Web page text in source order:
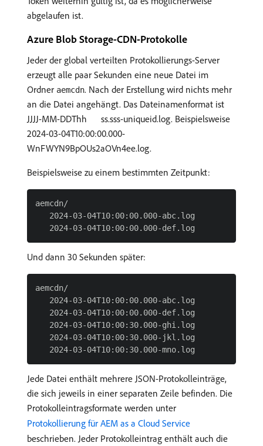
abgelaufen ist.
Azure Blob Storage-CDN-Protokolle
Jeder der global verteilten Protokollierungs-Server
erzeugt alle paar Sekunden eine neue Datei im
Ordner aemcdn. Nach der Erstellung wird nichts mehr
an die Datei angehängt. Das Dateinamenformat ist
JJJJ-MM-DDThh
ss.sss-uniqueid.log. Beispielsweise
2024-03-04T10:00:00.000-
WnFWYN9BpOUs2aOVn4ee.log.
Beispielsweise zu einem bestimmten Zeitpunkt:
aemcdn/
   2024-03-04T10:00:00.000-abc.log
Und dann 30 Sekunden später:
aemcdn/
   2024-03-04T10:00:00.000-abc.log
   2024-03-04T10:00:00.000-def.log
   2024-03-04T10:00:30.000-ghi.log
   2024-03-04T10:00:30.000-jkl.log
Jede Datei enthält mehrere JSON-Protokolleinträge,
die sich jeweils in einer separaten Zeile befinden. Die
Protokolleintragsformate werden unter
Protokollierung für AEM as a Cloud Service
beschrieben. Jeder Protokolleintrag enthält auch die